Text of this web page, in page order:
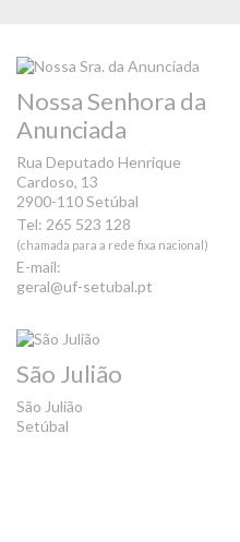
Nossa Senhora da
Anunciada
Rua Deputado Henrique
Cardoso, 13
2900-110 Setúbal
Tel: 265 523 128
(chamada para a rede fixa nacional)
E-mail:
geral@uf-setubal.pt
São Julião
São Julião
Setúbal